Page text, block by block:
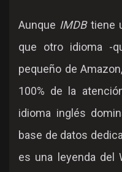
Aunque IMDBtiene
que otro idioma -
pequeño de
100% de la
idioma inglés
base de datos
es una leyenda del